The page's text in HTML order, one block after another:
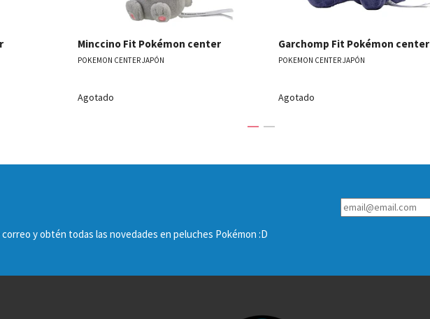
Minccino Fit Pokémon center
POKEMON CENTER JAPÓN
Agotado
Garchomp Fit Pokémon center
POKEMON CENTER JAPÓN
Agotado
y obtén todas las novedades en peluches Pokémon :D